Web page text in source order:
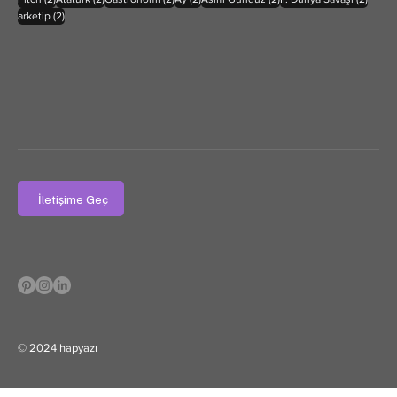
arketip (2)2 yazı
© 2024 hapyazı
İletişime Geç